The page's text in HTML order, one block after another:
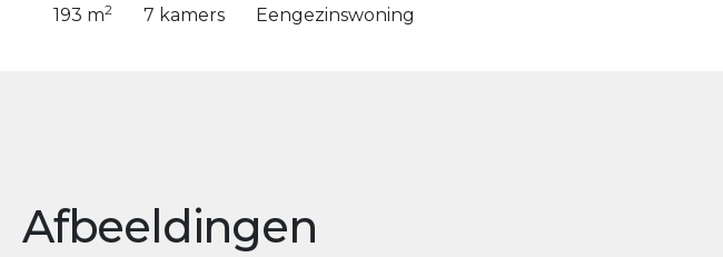
193 m2 7 kamers Eengezinswoning
Afbeeldingen